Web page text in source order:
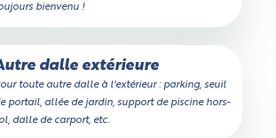
bienvenu !
dalle extérieure
toute autre dalle à l'extérieur : parking, seuil
portail, allée de jardin, support de piscine hors-
dalle de carport, etc.